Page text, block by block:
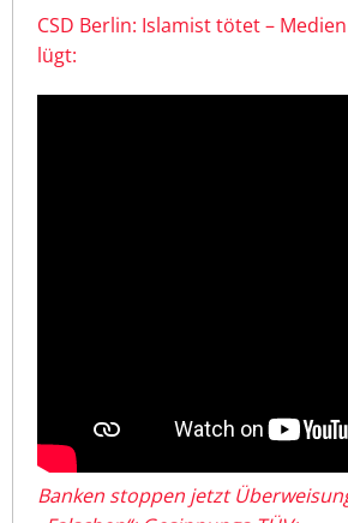
CSD Berlin: Islamist tötet –
lügt:
Banken stoppen jetzt